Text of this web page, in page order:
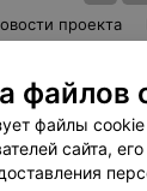
проекта
соглашение
Вакансии
файлов
файлы
сайта,